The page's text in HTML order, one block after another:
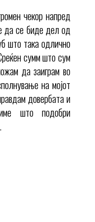
чекор напред
да се биде дел од
што така одлично
сумм што сум
да заиграм во
на мојот
довербата и
што подобри